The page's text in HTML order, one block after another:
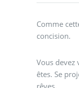
Comme
concision.
Vous devez
êtes. Se
rêves.